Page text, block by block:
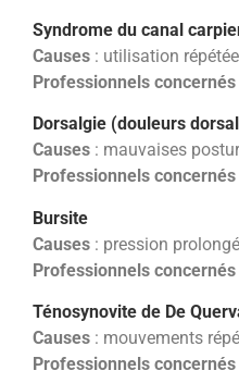
Syndrome du canal
Causes : utilisation
Professionnels concernés
Dorsalgie (douleurs
Causes : mauvaises
Professionnels concernés
Bursite
Causes : pression
Professionnels concernés
Ténosynovite de De
Causes : mouvements
Professionnels concernés